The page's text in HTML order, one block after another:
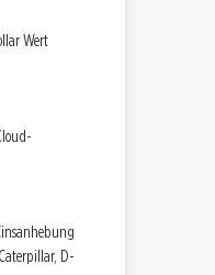
Wert
D-